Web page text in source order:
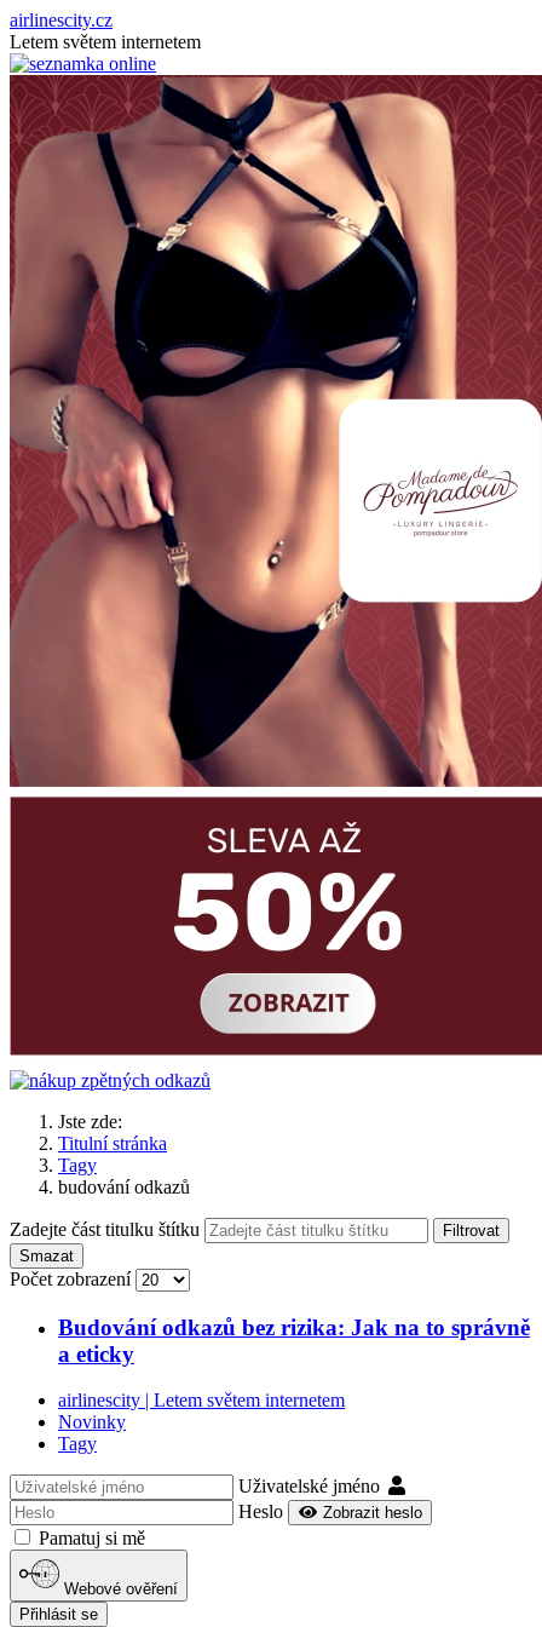
airlinescity.cz
Letem světem internetem
Jste zde:
Titulní stránka
Tagy
budování odkazů
Zadejte část titulku štítku
Filtrovat
Smazat
Počet zobrazení
Budování odkazů bez rizika: Jak na to správně
a eticky
airlinescity | Letem světem internetem
Novinky
Tagy
Uživatelské jméno
Heslo
Zobrazit heslo
Pamatuj si mě
Webové ověření
Přihlásit se